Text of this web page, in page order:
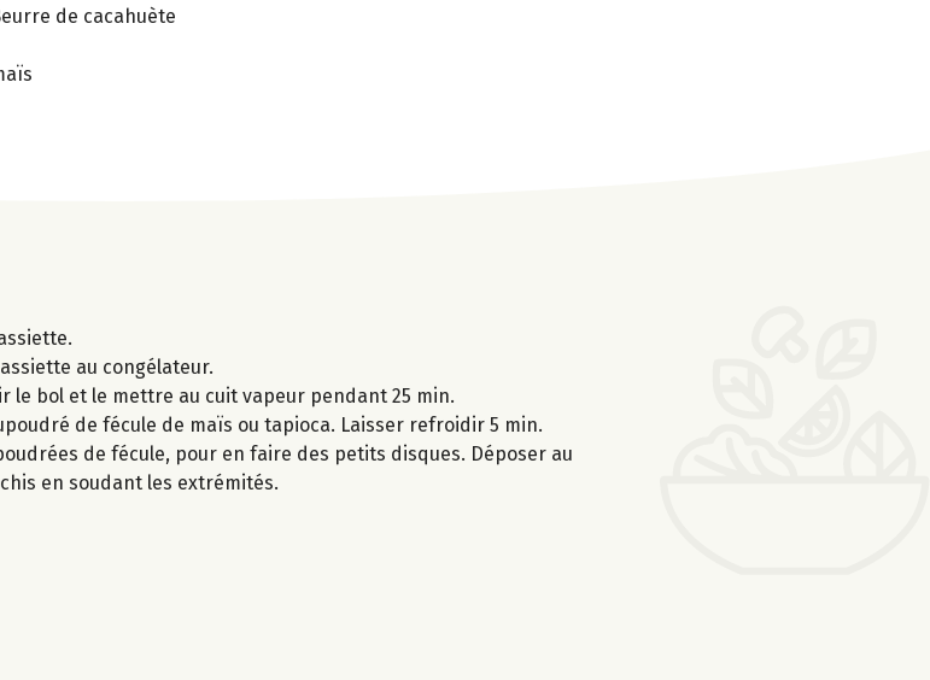
de cacahuète
au congélateur.
le bol et le mettre au cuit vapeur pendant 25 min.
de fécule de maïs ou tapioca. Laisser refroidir 5 min.
de fécule, pour en faire des petits disques. Déposer au
en soudant les extrémités.